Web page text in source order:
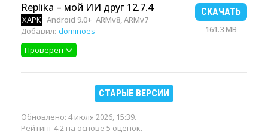
Replika – мой ИИ друг 12.7.4
XAPK Android 9.0+ ARMv8, ARMv7
Добавил: dominoes
Проверен
СКАЧАТЬ
161.3 MB
СТАРЫЕ ВЕРСИИ
Обновлено: 4 июля 2026, 15:39.
Рейтинг 4.2 на основе 5 оценок.